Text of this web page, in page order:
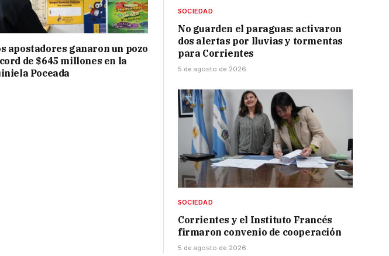
apostadores ganaron un pozo
de $645 millones en la
Poceada
SOCIEDAD
No guarden el paraguas: activaron
dos alertas por lluvias y tormentas
para Corrientes
5 de agosto de 2026
SOCIEDAD
Corrientes y el Instituto Francés
firmaron convenio de cooperación
5 de agosto de 2026